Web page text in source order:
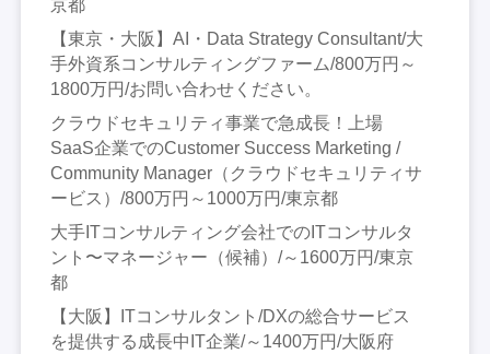
京都
【東京・大阪】AI・Data Strategy Consultant/大
手外資系コンサルティングファーム/800万円～
1800万円/お問い合わせください。
クラウドセキュリティ事業で急成長！上場
SaaS企業でのCustomer Success Marketing /
Community Manager（クラウドセキュリティサ
ービス）/800万円～1000万円/東京都
大手ITコンサルティング会社でのITコンサルタ
ント〜マネージャー（候補）/～1600万円/東京
都
【大阪】ITコンサルタント/DXの総合サービス
を提供する成長中IT企業/～1400万円/大阪府